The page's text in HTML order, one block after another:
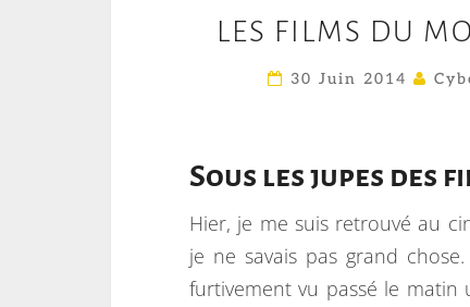
LES FILMS DU
30 Juin 2014
Sous les jupes des
Hier, je me suis retrouvé au
je ne savais pas grand chose.
furtivement vu passé le matin